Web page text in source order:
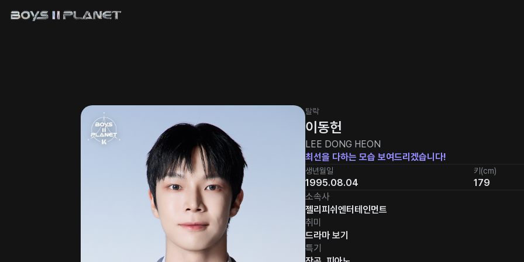
탈락
이동헌
LEE DONG HEON
최선을 다하는 모습 보여드리겠습니다!
생년월일
1995.08.04
키(cm)
179
소속사
젤리피쉬엔터테인먼트
취미
드라마 보기
특기